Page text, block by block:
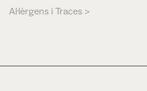
Al·lèrgens i Traces >